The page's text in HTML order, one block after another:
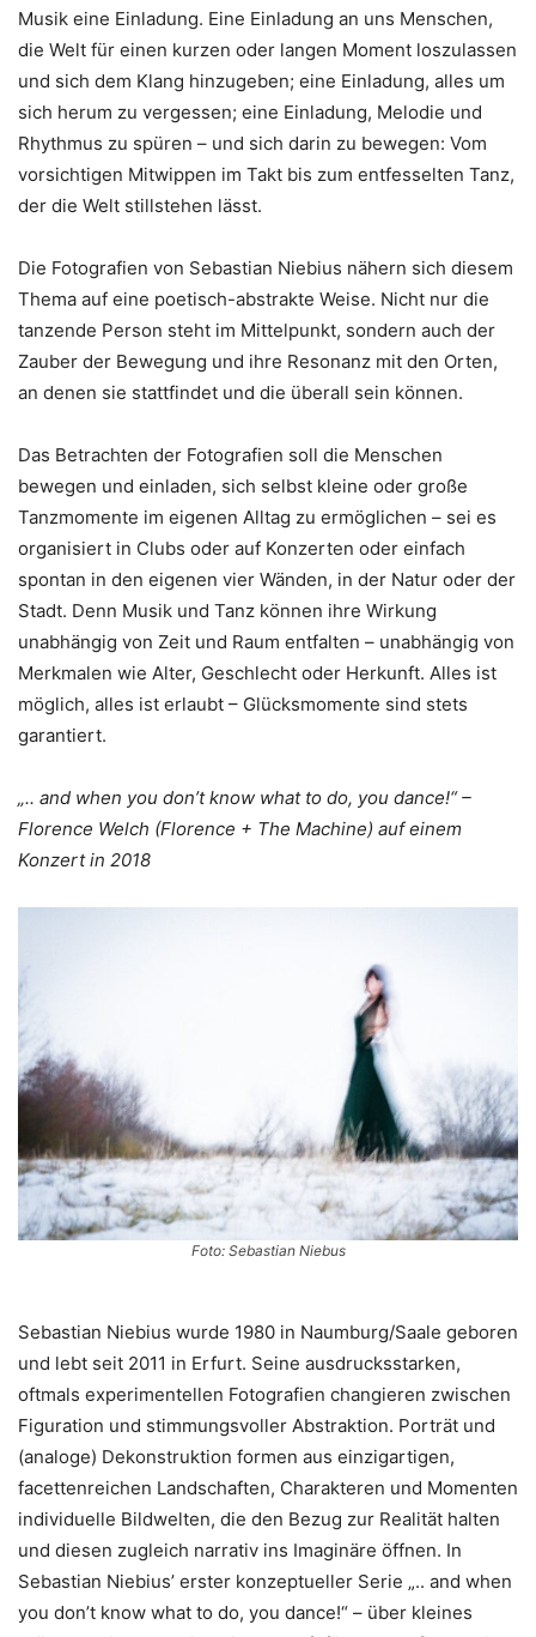
Musik eine Einladung. Eine Einladung an uns Menschen,
die Welt für einen kurzen oder langen Moment loszulassen
und sich dem Klang hinzugeben; eine Einladung, alles um
sich herum zu vergessen; eine Einladung, Melodie und
Rhythmus zu spüren – und sich darin zu bewegen: Vom
vorsichtigen Mitwippen im Takt bis zum entfesselten Tanz,
der die Welt stillstehen lässt.
Die Fotografien von Sebastian Niebius nähern sich diesem
Thema auf eine poetisch-abstrakte Weise. Nicht nur die
tanzende Person steht im Mittelpunkt, sondern auch der
Zauber der Bewegung und ihre Resonanz mit den Orten,
an denen sie stattfindet und die überall sein können.
Das Betrachten der Fotografien soll die Menschen
bewegen und einladen, sich selbst kleine oder große
Tanzmomente im eigenen Alltag zu ermöglichen – sei es
organisiert in Clubs oder auf Konzerten oder einfach
spontan in den eigenen vier Wänden, in der Natur oder der
Stadt. Denn Musik und Tanz können ihre Wirkung
unabhängig von Zeit und Raum entfalten – unabhängig von
Merkmalen wie Alter, Geschlecht oder Herkunft. Alles ist
möglich, alles ist erlaubt – Glücksmomente sind stets
garantiert.
„.. and when you don’t know what to do, you dance!“ –
Florence Welch (Florence + The Machine) auf einem
Konzert in 2018
Foto: Sebastian Niebus
Sebastian Niebius wurde 1980 in Naumburg/Saale geboren
und lebt seit 2011 in Erfurt. Seine ausdrucksstarken,
oftmals experimentellen Fotografien changieren zwischen
Figuration und stimmungsvoller Abstraktion. Porträt und
(analoge) Dekonstruktion formen aus einzigartigen,
facettenreichen Landschaften, Charakteren und Momenten
individuelle Bildwelten, die den Bezug zur Realität halten
und diesen zugleich narrativ ins Imaginäre öffnen. In
Sebastian Niebius’ erster konzeptueller Serie „.. and when
you don’t know what to do, you dance!“ – über kleines